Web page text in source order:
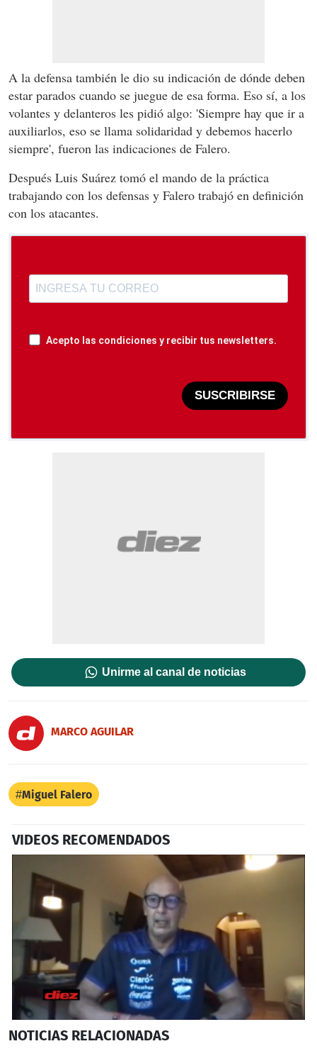
A la defensa también le dio su indicación de dónde deben
estar parados cuando se juegue de esa forma. Eso sí, a los
volantes y delanteros les pidió algo: 'Siempre hay que ir a
auxiliarlos, eso se llama solidaridad y debemos hacerlo
siempre', fueron las indicaciones de Falero.
Después Luis Suárez tomó el mando de la práctica
trabajando con los defensas y Falero trabajó en definición
con los atacantes.
Acepto las condiciones y recibir tus newsletters.
SUSCRIBIRSE
Unirme al canal de noticias
MARCO AGUILAR
Miguel Falero
VIDEOS RECOMENDADOS
seconds
NOTICIAS RELACIONADAS